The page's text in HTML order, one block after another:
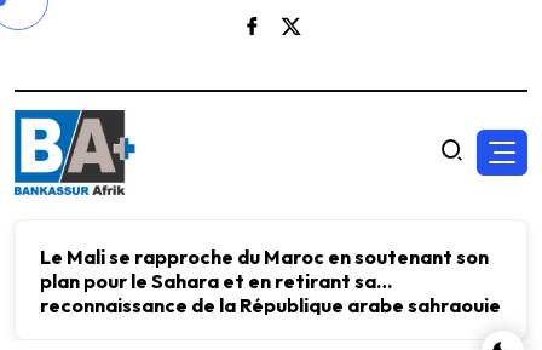
Le Mali se rapproche du Maroc en soutenant son
plan pour le Sahara et en retirant sa
reconnaissance de la République arabe sahraouie